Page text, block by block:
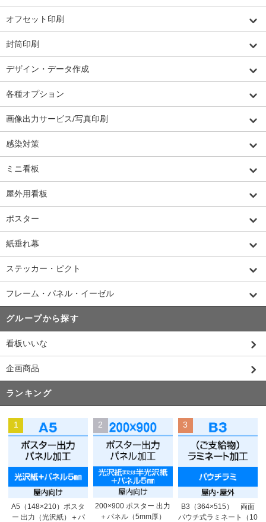
オフセット印刷
封筒印刷
デザイン・データ作成
各種オプション
画像出力サービス/写真印刷
感染対策
ミニ看板
屋外用看板
ポスター
紙垂れ幕
ステッカー・ピクト
フレーム・パネル・イーゼル
グループから探す
看板いいな
企画商品
ランキング
1
A5（148×210）ポスタ
ー 出力（光沢紙）＋パ
2
200×900 ポスター 出力
＋パネル（5mm厚）
3
B3（364×515） 両面
パウチ式ラミネート（10